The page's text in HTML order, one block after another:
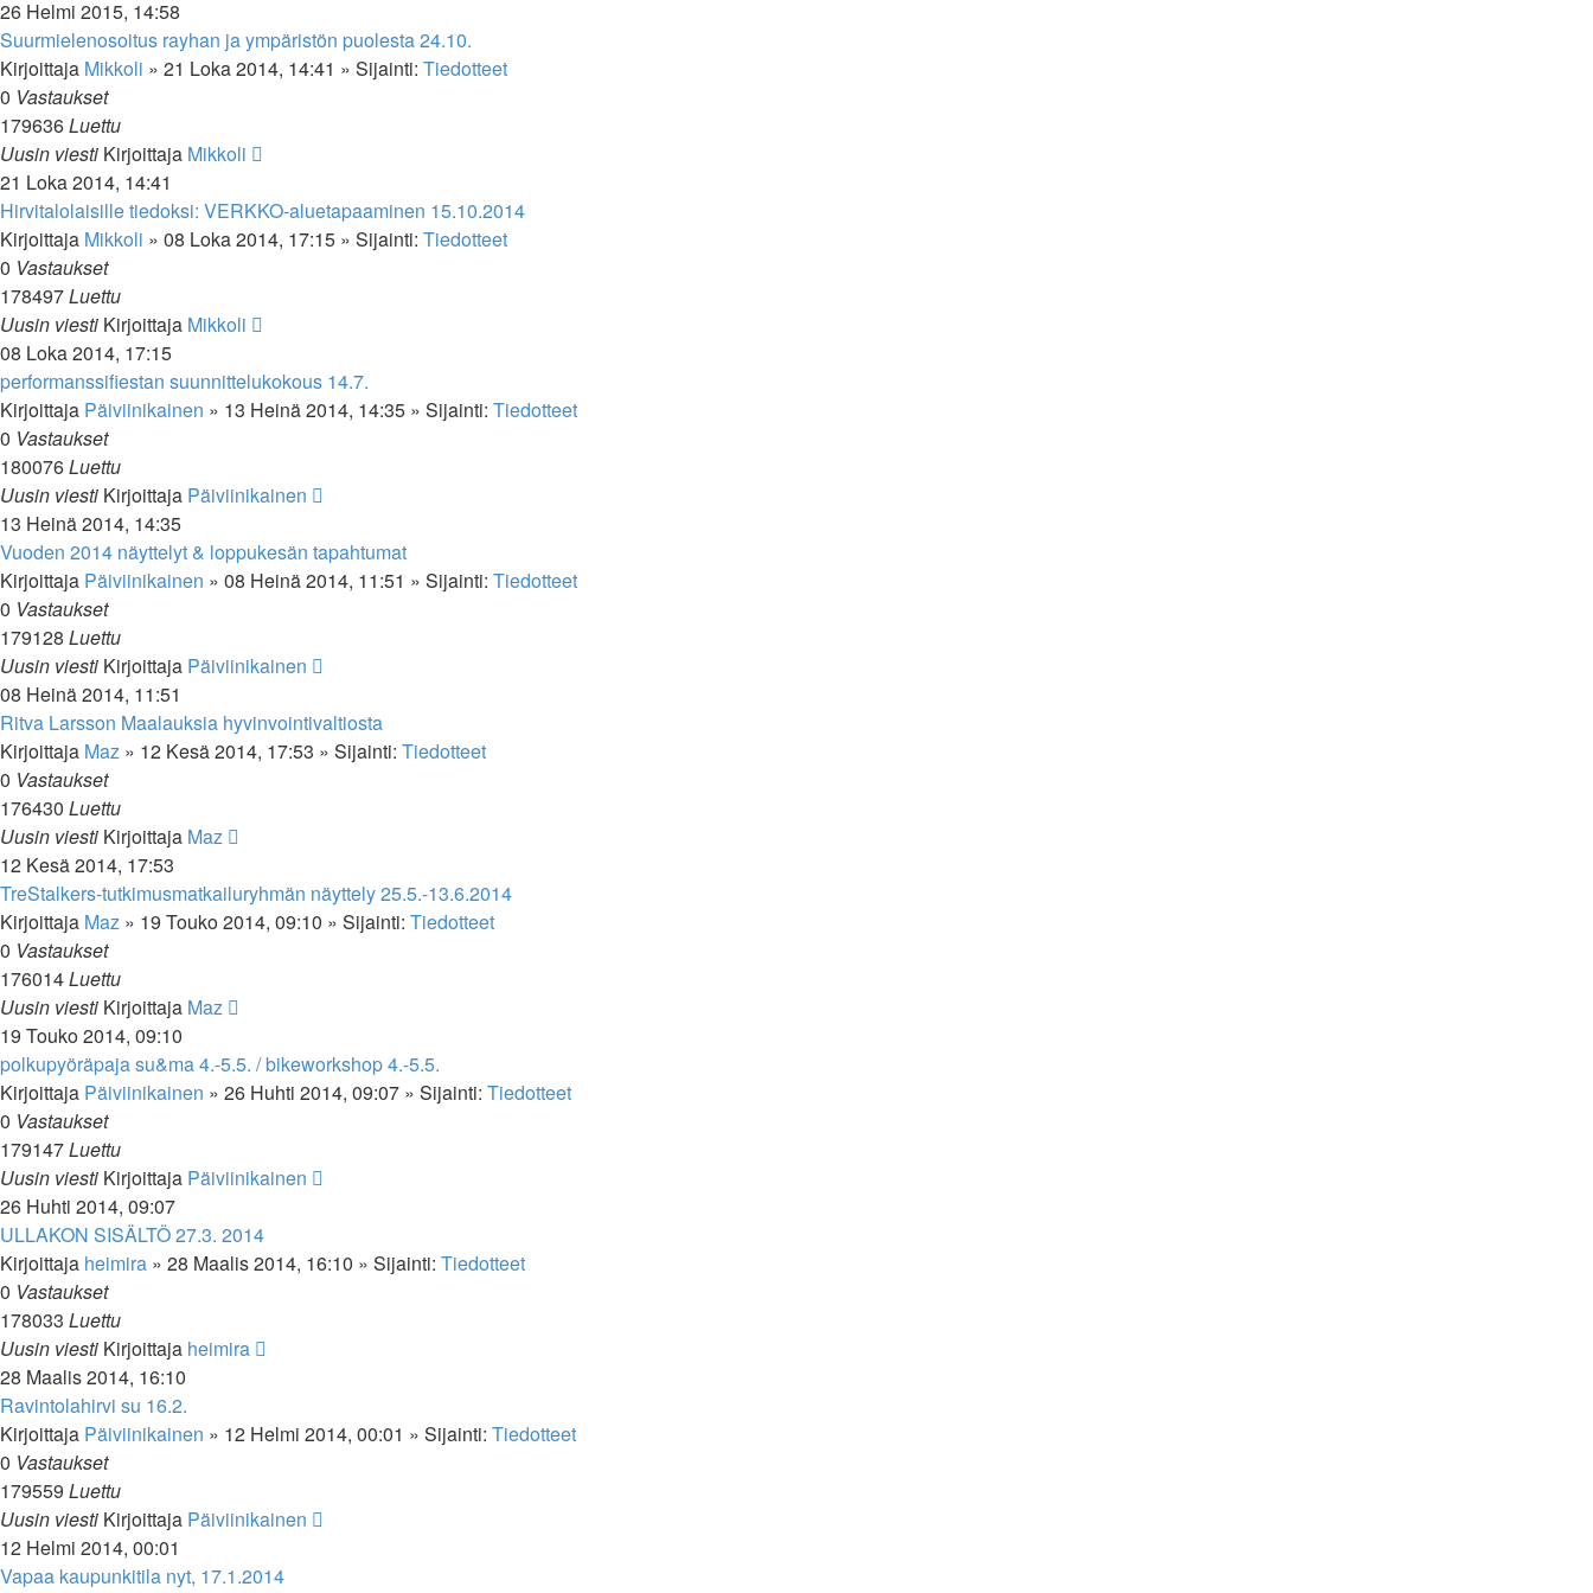
26 Helmi 2015, 14:58
Suurmielenosoitus rayhan ja ympäristön puolesta 24.10.
Kirjoittaja Mikkoli » 21 Loka 2014, 14:41 » Sijainti: Tiedotteet
0 Vastaukset
179636Luettu
Uusin viesti Kirjoittaja Mikkoli
21 Loka 2014, 14:41
Hirvitalolaisille tiedoksi: VERKKO-aluetapaaminen 15.10.2014
Kirjoittaja Mikkoli » 08 Loka 2014, 17:15 » Sijainti: Tiedotteet
0 Vastaukset
178497Luettu
Uusin viesti Kirjoittaja Mikkoli
08 Loka 2014, 17:15
performanssifiestan suunnittelukokous 14.7.
Kirjoittaja Päiviinikainen » 13 Heinä 2014, 14:35 » Sijainti: Tiedotteet
0 Vastaukset
180076Luettu
Uusin viesti Kirjoittaja Päiviinikainen
13 Heinä 2014, 14:35
Vuoden 2014 näyttelyt & loppukesän tapahtumat
Kirjoittaja Päiviinikainen » 08 Heinä 2014, 11:51 » Sijainti: Tiedotteet
0 Vastaukset
179128 Luettu
Uusin viesti Kirjoittaja Päiviinikainen
08 Heinä 2014, 11:51
Ritva Larsson Maalauksia hyvinvointivaltiosta
Kirjoittaja Maz » 12 Kesä 2014, 17:53 » Sijainti: Tiedotteet
0 Vastaukset
176430 Luettu
Uusin viesti Kirjoittaja Maz
12 Kesä 2014, 17:53
TreStalkers-tutkimusmatkailuryhmän näyttely 25.5.-13.6.2014
Kirjoittaja Maz » 19 Touko 2014, 09:10 » Sijainti: Tiedotteet
0 Vastaukset
176014Luettu
Uusin viesti Kirjoittaja Maz
19 Touko 2014, 09:10
polkupyöräpaja su&ma 4.-5.5. / bikeworkshop 4.-5.5.
Kirjoittaja Päiviinikainen » 26 Huhti 2014, 09:07 » Sijainti: Tiedotteet
0 Vastaukset
179147Luettu
Uusin viesti Kirjoittaja Päiviinikainen
26 Huhti 2014, 09:07
ULLAKON SISÄLTÖ 27.3. 2014
Kirjoittaja heimira » 28 Maalis 2014, 16:10 » Sijainti: Tiedotteet
0 Vastaukset
178033 Luettu
Uusin viesti Kirjoittaja heimira
28 Maalis 2014, 16:10
Ravintolahirvi su 16.2.
Kirjoittaja Päiviinikainen » 12 Helmi 2014, 00:01 » Sijainti: Tiedotteet
0 Vastaukset
179559 Luettu
Uusin viesti Kirjoittaja Päiviinikainen
12 Helmi 2014, 00:01
Vapaa kaupunkitila nyt, 17.1.2014